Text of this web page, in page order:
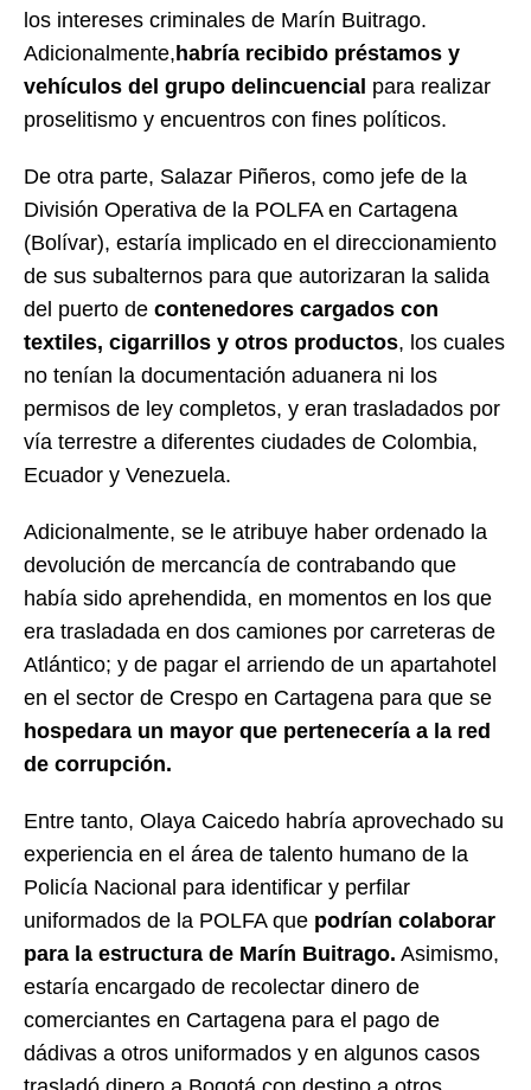
los intereses criminales de Marín Buitrago.
Adicionalmente,habría recibido préstamos y
vehículos del grupo delincuencial para realizar
proselitismo y encuentros con fines políticos.
De otra parte, Salazar Piñeros, como jefe de la
División Operativa de la POLFA en Cartagena
(Bolívar), estaría implicado en el direccionamiento
de sus subalternos para que autorizaran la salida
del puerto de contenedores cargados con
textiles, cigarrillos y otros productos, los cuales
no tenían la documentación aduanera ni los
permisos de ley completos, y eran trasladados por
vía terrestre a diferentes ciudades de Colombia,
Ecuador y Venezuela.
Adicionalmente, se le atribuye haber ordenado la
devolución de mercancía de contrabando que
había sido aprehendida, en momentos en los que
era trasladada en dos camiones por carreteras de
Atlántico; y de pagar el arriendo de un apartahotel
en el sector de Crespo en Cartagena para que se
hospedara un mayor que pertenecería a la red
de corrupción.
Entre tanto, Olaya Caicedo habría aprovechado su
experiencia en el área de talento humano de la
Policía Nacional para identificar y perfilar
uniformados de la POLFA que podrían colaborar
para la estructura de Marín Buitrago. Asimismo,
estaría encargado de recolectar dinero de
comerciantes en Cartagena para el pago de
dádivas a otros uniformados y en algunos casos